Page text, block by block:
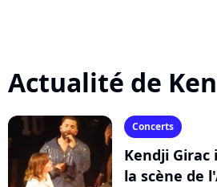
Actualité de
Concerts
Kendji
la scène de